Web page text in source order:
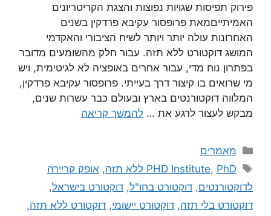
פירוק תפיסות שגויות נפוצות והצגת הקריטריונים
האמיתייםמאת פרופסור עקיבא פרדקין בשנים
האחרונות עולה יותר ויותר לשיח הציבורי והאקדמי
המושג דוקטורט ללא תזה. עבור חלק מהשומעים מדובר
בפתרון נוח מדי, עבור אחרים באופציה לא לגיטימית, ויש
מי שרואים בו קיצור דרך בעייתי. פרופסור עקיבא פרדקין,
המלווה דוקטורנטים בארץ ובעולם כבר עשרות שנים,
מבקש לעצור לרגע את … להמשך קריאה
מאמרים
PHD Institute, PhD ללא תזה , אופק קריירה
לדוקטורנטים, דוקטורט בחו"ל, דוקטורט בישראל,
דוקטורט בלי תזה, דוקטורט יישומי, דוקטורט ללא תזה,